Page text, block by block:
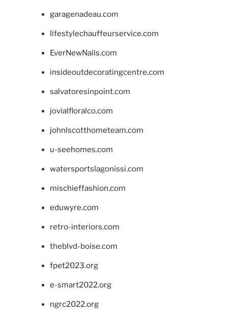
garagenadeau.com
lifestylechauffeurservice.com
EverNewNails.com
insideoutdecoratingcentre.com
salvatoresinpoint.com
jovialfloralco.com
johnlscotthometeam.com
u-seehomes.com
watersportslagonissi.com
mischieffashion.com
eduwyre.com
retro-interiors.com
theblvd-boise.com
fpet2023.org
e-smart2022.org
ngrc2022.org